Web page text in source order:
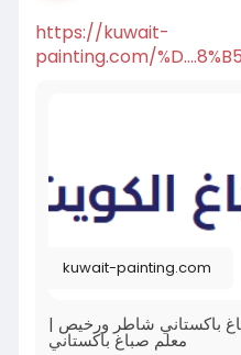
https://kuwait-
painting.com/
kuwait-painting.com
باكستاني شاطر ورخيص |
معلم صباغ باكستاني